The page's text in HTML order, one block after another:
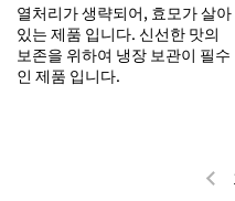
열처리가 생략되어, 효모가 살아
있는 제품 입니다. 신선한 맛의
보존을 위하여 냉장 보관이 필수
인 제품 입니다.
이